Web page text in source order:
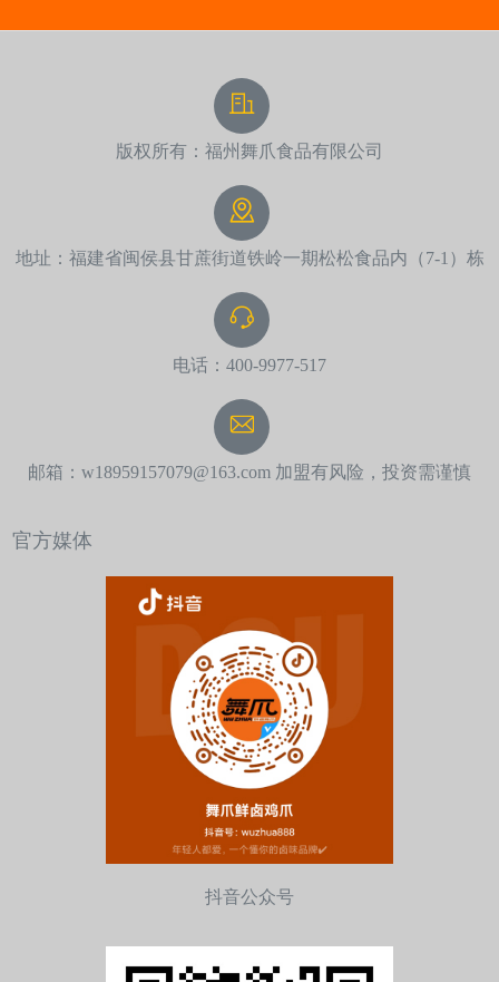
版权所有：福州舞爪食品有限公司
地址：福建省闽侯县甘蔗街道铁岭一期松松食品内（7-1）栋
电话：400-9977-517
邮箱：w18959157079@163.com 加盟有风险，投资需谨慎
官方媒体
抖音公众号